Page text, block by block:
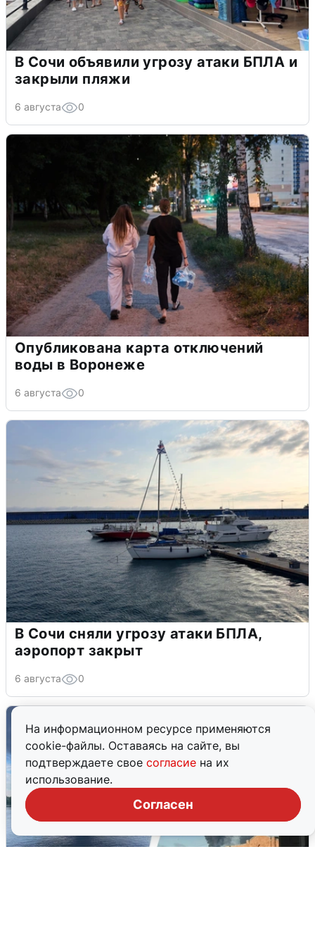
На информационном ресурсе применяются
cookie-файлы. Оставаясь на сайте, вы
подтверждаете свое согласие на их
использование.
Согласен
В Сочи объявили угрозу атаки БПЛА и
закрыли пляжи
6 августа 0
Опубликована карта отключений
воды в Воронеже
6 августа 0
В Сочи сняли угрозу атаки БПЛА,
аэропорт закрыт
6 августа 0